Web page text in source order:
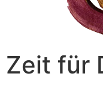
Zeit für